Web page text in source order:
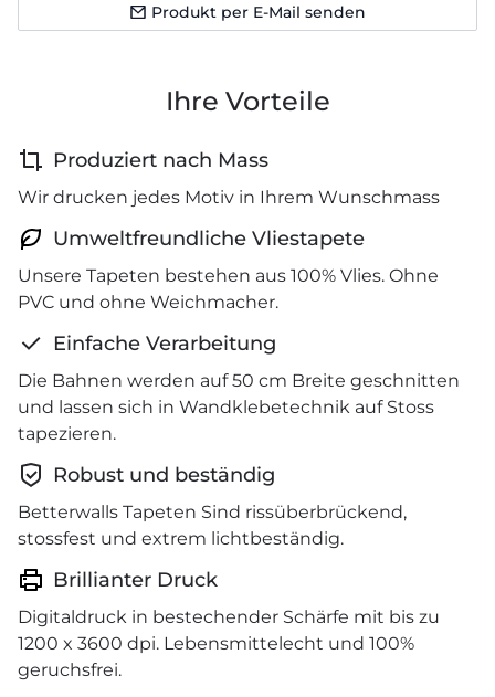
Produkt per E-Mail senden
Ihre Vorteile
Produziert nach Mass
Wir drucken jedes Motiv in Ihrem Wunschmass
Umweltfreundliche Vliestapete
Unsere Tapeten bestehen aus 100% Vlies. Ohne
PVC und ohne Weichmacher.
Einfache Verarbeitung
Die Bahnen werden auf 50 cm Breite geschnitten
und lassen sich in Wandklebetechnik auf Stoss
tapezieren.
Robust und beständig
Betterwalls Tapeten Sind rissüberbrückend,
stossfest und extrem lichtbeständig.
Brillianter Druck
Digitaldruck in bestechender Schärfe mit bis zu
1200 x 3600 dpi. Lebensmittelecht und 100%
geruchsfrei.